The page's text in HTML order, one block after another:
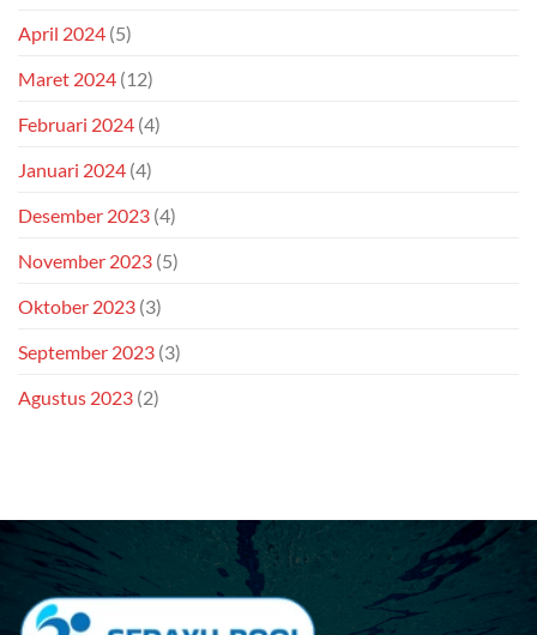
April 2024 (5)
Maret 2024 (12)
Februari 2024 (4)
Januari 2024 (4)
Desember 2023 (4)
November 2023 (5)
Oktober 2023 (3)
September 2023 (3)
Agustus 2023 (2)